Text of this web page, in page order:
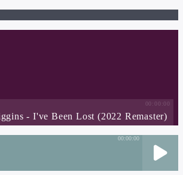
- I've Been Lost (2022 Remaster)
00:00:00
00:00:00